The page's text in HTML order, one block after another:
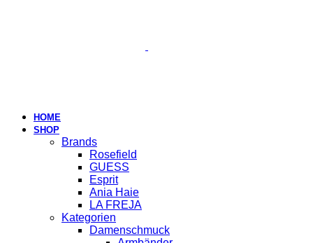
HOME
SHOP
Brands
Rosefield
GUESS
Esprit
Ania Haie
LA FREJA
Kategorien
Damenschmuck